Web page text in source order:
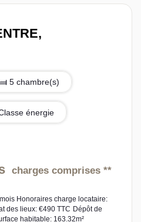
5 chambre(s)
énergie
charges comprises **
Honoraires charge locataire:
des lieux: €490 TTC Dépôt de
habitable: 163.32m²